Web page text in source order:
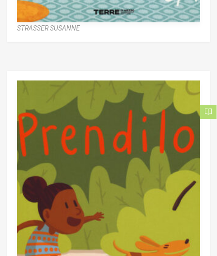
STRASSER SUSANNE